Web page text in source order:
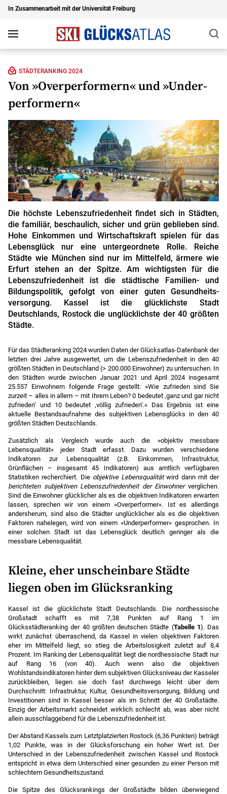
In Zusammenarbeit mit der Universität Freiburg
Navigation
STÄDTERANKING 2024
Von »Over­performern« und »Under­
performern«
Die höchste Lebenszufriedenheit findet sich in Städten,
die familiär, beschaulich, sicher und grün geblieben sind.
Hohe Einkommen und Wirtschafts­kraft spielen für das
Lebens­glück nur eine untergeordnete Rolle. Reiche
Städte wie München sind nur im Mittelfeld, ärmere wie
Erfurt stehen an der Spitze. Am wichtigsten für die
Lebens­zufrieden­heit ist die städtische Familien- und
Bildungspolitik, gefolgt von einer guten Gesundheits­
versorgung. Kassel ist die glücklichste Stadt
Deutschlands, Rostock die unglücklichste der 40 größten
Städte.
Für das Städteranking 2024 wurden Daten der Glücksatlas-Datenbank der
letzten drei Jahre ausgewertet, um die Lebenszufriedenheit in den 40
größten Städten in Deutschland (> 200.000 Einwohner) zu untersuchen. In
den Städten wurde zwischen Januar 2021 und April 2024 insgesamt
25.557 Einwohnern folgende Frage gestellt: »Wie zufrieden sind Sie
zurzeit – alles in allem – mit Ihrem Leben? 0 bedeutet ‚ganz und gar nicht
zufrieden‘ und 10 bedeutet ‚völlig zufrieden‘.« Das Ergebnis ist eine
aktuelle Bestandsaufnahme des subjektiven Lebensglücks in den 40
größten Städten Deutschlands.
Zusätzlich als Vergleich wurde auch die »objektiv messbare
Lebensqualität« jeder Stadt erfasst. Dazu wurden verschiedene
Indikatoren zur Lebensqualität (z.B. Einkommen, Infrastruktur,
Grünflächen – insgesamt 45 Indikatoren) aus amtlich verfügbaren
Statistiken recherchiert. Die objektive Lebensqualitätwird dann mit der
berichteten subjektiven Lebenszufriedenheit der Einwohnerverglichen.
Sind die Einwohner glücklicher als es die objektiven Indikatoren erwarten
lassen, sprechen wir von einem »Overperformer«. Ist es allerdings
andersherum, sind also die Städter unglücklicher als es die objektiven
Faktoren nahelegen, wird von einem »Underperformer« gesprochen. In
einer solchen Stadt ist das Lebensglück deutlich geringer als die
messbare Lebensqualität.
Kleine, eher unscheinbare Städte
liegen oben im Glücksranking
Kassel ist die glücklichste Stadt Deutschlands. Die nordhessische
Großstadt schafft es mit 7,38 Punkten auf Rang 1 im
Glücksstädteranking der 40 größten deutschen Städte (Tabelle 1). Das
wirkt zunächst überraschend, da Kassel in vielen objektiven Faktoren
eher im Mittelfeld liegt, so stieg die Arbeitslosigkeit zuletzt auf 8,4
Prozent. Im Ranking der Lebensqualität liegt die nordhessische Stadt nur
auf Rang 16 (von 40). Auch wenn also die objektiven
Wohlstandsindikatoren hinter dem subjektiven Glücksniveau der Kasseler
zurückbleiben, liegen sie doch fast durchwegs leicht über dem
Durchschnitt: Infrastruktur, Kultur, Gesundheits­versorgung, Bildung und
Investitionen sind in Kassel besser als im Schnitt der 40 Großstädte.
Einzig der Arbeitsmarkt schneidet wirklich schlecht ab, was aber nicht
allein ausschlaggebend für die Lebenszufriedenheit ist.
Der Abstand Kassels zum Letztplatzierten Rostock (6,36 Punkten) beträgt
1,02 Punkte, was in der Glücksforschung ein hoher Wert ist. Der
Unterschied in der Lebenszufriedenheit zwischen Kassel und Rostock
entspricht in etwa dem Unterschied einer gesunden zu einer Person mit
schlechtem Gesundheitszustand.
Die Spitze des Glücksrankings der Großstädte bilden überwiegend